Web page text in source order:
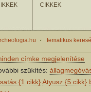
CIKKEK
tematikus
címke megjelenítése
szűkítés:
{1 cikk} Atyusz {5 cikk}